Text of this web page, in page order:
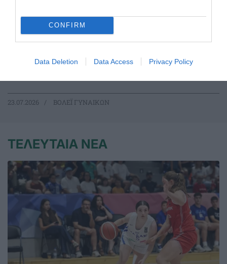
CONFIRM
Data Deletion Data Access Privacy Policy
Ο Παναθηναϊκός θα πάρει μέρος, μεταξύ άλλων, σε δύο
23.07.2026 ΒΟΛΕΪ ΓΥΝΑΙΚΩΝ
ΤΕΛΕΥΤΑΙΑ ΝΕΑ